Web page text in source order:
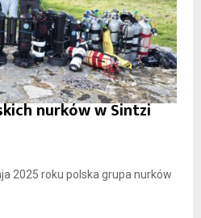
nurków w Sintzi
2025 roku polska grupa nurków